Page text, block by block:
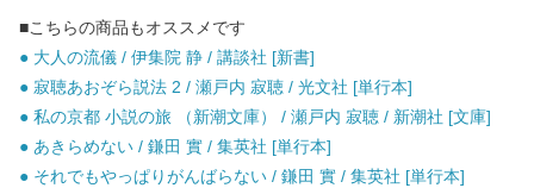
■こちらの商品もオススメです
● 大人の流儀 / 伊集院 静 / 講談社 [新書]
● 寂聴あおぞら説法 2 / 瀬戸内 寂聴 / 光文社 [単行本]
● 私の京都 小説の旅 （新潮文庫） / 瀬戸内 寂聴 / 新潮社 [文庫]
● あきらめない / 鎌田 實 / 集英社 [単行本]
● それでもやっぱりがんばらない / 鎌田 實 / 集英社 [単行本]